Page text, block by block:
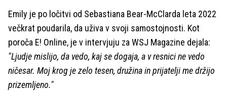
Emily je po ločitvi od Sebastiana Bear-McClarda leta 2022
večkrat poudarila, da uživa v svoji samostojnosti. Kot
poroča E! Online, je v intervjuju za WSJ Magazine dejala:
"Ljudje mislijo, da vedo, kaj se dogaja, a v resnici ne vedo
ničesar. Moj krog je zelo tesen, družina in prijatelji me držijo
prizemljeno."